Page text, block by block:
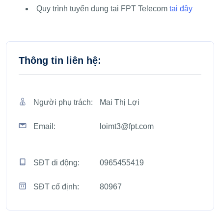
Quy trình tuyển dụng tại FPT Telecom tại đây
Thông tin liên hệ:
Người phụ trách: Mai Thị Lợi
Email: loimt3@fpt.com
SĐT di động: 0965455419
SĐT cố định: 80967